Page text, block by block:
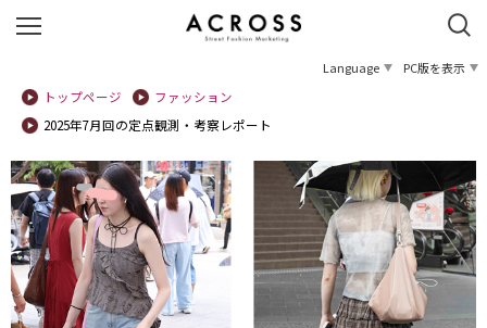
Language
PC版を表示
トップページ
ファッション
2025年7月回の定点観測・考察レポート